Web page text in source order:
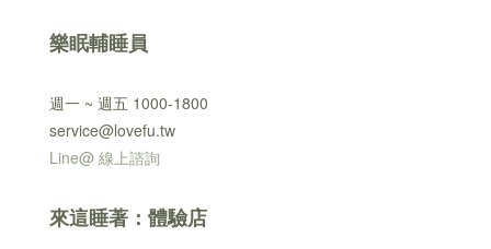
樂眠輔睡員
週一 ~ 週五 1000-1800
service@lovefu.tw
Line@ 線上諮詢
來這睡著：體驗店